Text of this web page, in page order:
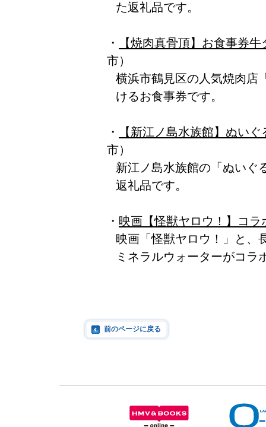
た返礼品です。
・
【焼肉真骨頂】お食事券
市）
横浜市鶴見区の人気焼肉店
けるお食事券です。
・
【新江ノ島水族館】ぬい
市）
新江ノ島水族館の「ぬいぐ
返礼品です。
・ 映画【怪獣ヤロウ！】コラ
映画「怪獣ヤロウ！」と、
ミネラルウォーターがコラ
前のページに戻る